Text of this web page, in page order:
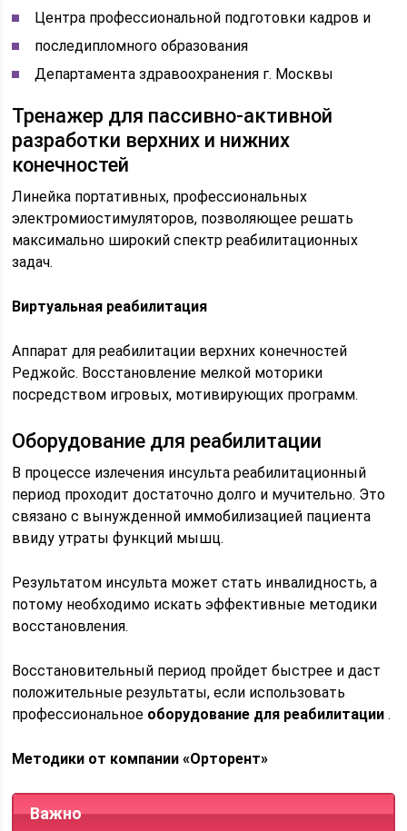
Центра профессиональной подготовки кадров и
последипломного образования
Департамента здравоохранения г. Москвы
Тренажер для пассивно-активной
разработки верхних и нижних
конечностей
Линейка портативных, профессиональных
электромиостимуляторов, позволяющее решать
максимально широкий спектр реабилитационных
задач.
Виртуальная реабилитация
Аппарат для реабилитации верхних конечностей
Реджойс. Восстановление мелкой моторики
посредством игровых, мотивирующих программ.
Оборудование для реабилитации
В процессе излечения инсульта реабилитационный
период проходит достаточно долго и мучительно. Это
связано с вынужденной иммобилизацией пациента
ввиду утраты функций мышц.
Результатом инсульта может стать инвалидность, а
потому необходимо искать эффективные методики
восстановления.
Восстановительный период пройдет быстрее и даст
положительные результаты, если использовать
профессиональное оборудование для реабилитации .
Методики от компании «Орторент»
Важно